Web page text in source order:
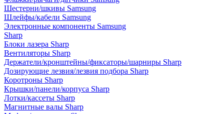
Шестерни/шкивы Samsung
Шлейфы/кабели Samsung
Электронные компоненты Samsung
Sharp
Блоки лазера Sharp
Вентиляторы Sharp
Держатели/кронштейны/фиксаторы/шарниры Sharp
Дозирующие лезвия/лезвия подбора Sharp
Коротроны Sharp
Крышки/панели/корпуса Sharp
Лотки/кассеты Sharp
Магнитные валы Sharp